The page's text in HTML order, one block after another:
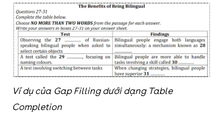
Ví dụ của Gap Filling dưới dạng Table
Completion